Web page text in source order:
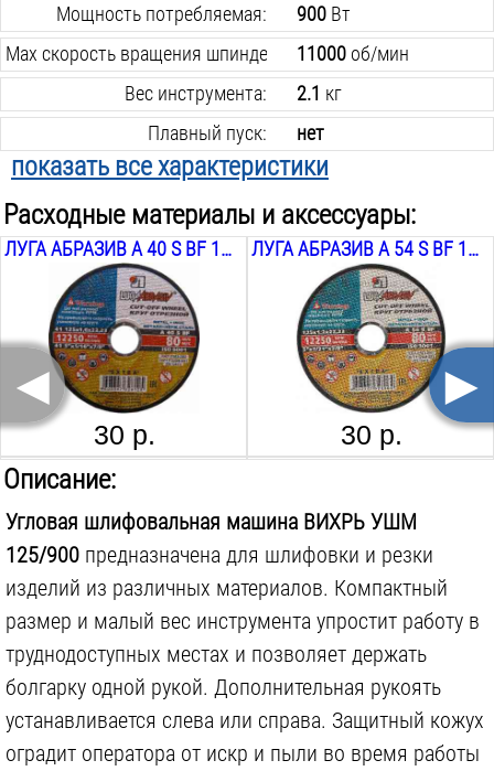
Мощность потребляемая:
900Вт
Max cкорость вращения шпинделя:
11000об/мин
Вес инструмента:
2.1 кг
Плавный пуск:
нет
Скорость вращения шпинделя:
11000
Регулятор оборотов:
нет
Поддержание заданных оборотов: нет
Виброзащитная ручка:
нет
Поворот основной рукояти:
нет
Поставляется в:
коробке
показать все характеристики
Расходные материалы и аксессуары:
ЛУГА АБРАЗИВ A 40 S BF 125Х1,6Х22
30 р.
ЛУГА АБРАЗИВ A 54 S BF 125Х1,2Х22
30 р.
MATRIX 73194 125Х22 ММ
400 р. 170 р.
ЛУГА АБРАЗИВ A 24 R BF 115Х6Х22
◄ ►
Описание:
Угловая шлифовальная машина ВИХРЬ УШМ
125/900 предназначена для шлифовки и резки
изделий из различных материалов. Компактный
размер и малый вес инструмента упростит работу в
труднодоступных местах и позволяет держать
болгарку одной рукой. Дополнительная рукоять
устанавливается слева или справа. Защитный кожух
оградит оператора от искр и пыли во время работы